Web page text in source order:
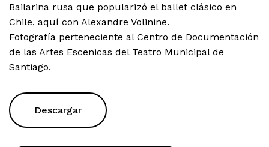
Bailarina rusa que popularizó el ballet clásico en
Chile, aquí con Alexandre Volinine.
Fotografía perteneciente al Centro de Documentación
de las Artes Escenicas del Teatro Municipal de
Santiago.
Descargar